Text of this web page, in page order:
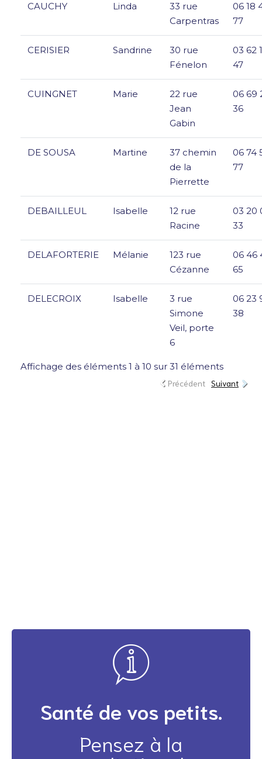
CAUCHY Linda
33 rue
Carpentras
06 18
77
CERISIER Sandrine
30 rue
Fénelon
03 62
47
CUINGNET Marie
22 rue
Jean
Gabin
06 69
36
DE SOUSA Martine
37 chemin
de la
Pierrette
06 74
77
DEBAILLEUL Isabelle
12 rue
Racine
03 20
33
DELAFORTERIE Mélanie
123 rue
Cézanne
06 46
65
DELECROIX Isabelle
3 rue
Simone
Veil, porte
6
06 23
38
Affichage des éléments 1 à 10 sur 31 éléments
Précédent Suivant
Santé de vos petits.
Pensez à la